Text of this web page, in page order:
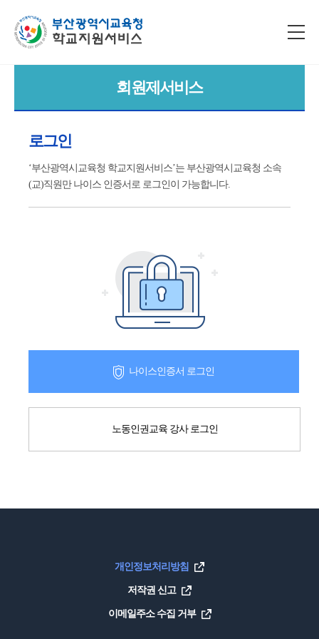
회원제서비스
로그인
‘부산광역시교육청 학교지원서비스’는 부산광역시교육청 소속
(교)직원만 나이스 인증서로 로그인이 가능합니다.
나이스인증서 로그인
노동인권교육 강사 로그인
개인정보처리방침
저작권 신고
이메일주소 수집 거부